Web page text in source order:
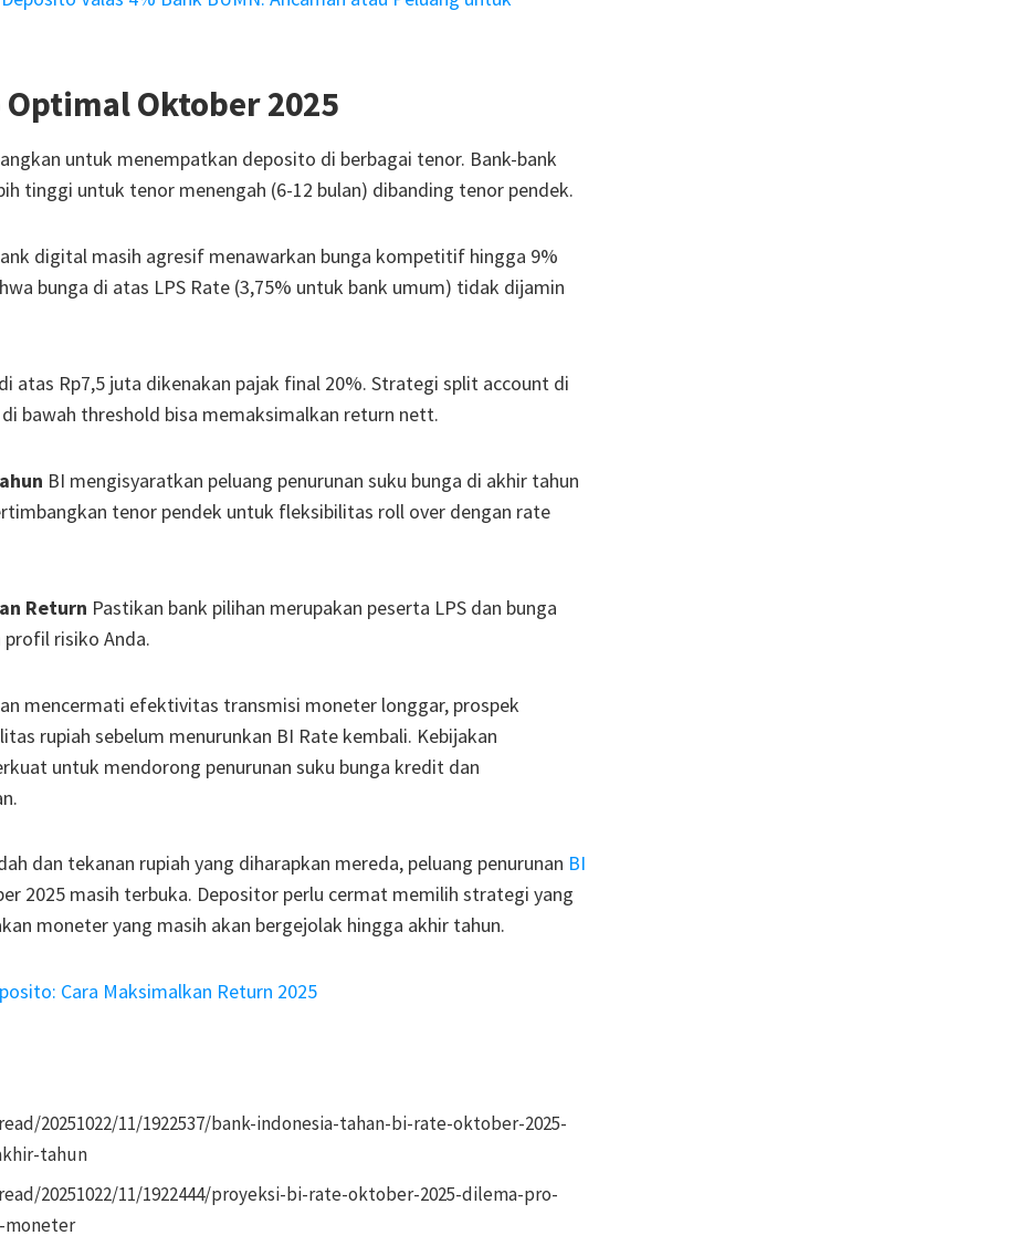
Oktober 2025
untuk menempatkan deposito di berbagai tenor. Bank-bank
tinggi untuk tenor menengah (6-12 bulan) dibanding tenor pendek.
digital masih agresif menawarkan bunga kompetitif hingga 9%
bunga di atas LPS Rate (3,75% untuk bank umum) tidak dijamin
atas Rp7,5 juta dikenakan pajak final 20%. Strategi split account di
bawah threshold bisa memaksimalkan return nett.
BI mengisyaratkan peluang penurunan suku bunga di akhir tahun
tenor pendek untuk fleksibilitas roll over dengan rate
Return Pastikan bank pilihan merupakan peserta LPS dan bunga
risiko Anda.
mencermati efektivitas transmisi moneter longgar, prospek
rupiah sebelum menurunkan BI Rate kembali. Kebijakan
untuk mendorong penurunan suku bunga kredit dan
dan tekanan rupiah yang diharapkan mereda, peluang penurunan BI
2025 masih terbuka. Depositor perlu cermat memilih strategi yang
moneter yang masih akan bergejolak hingga akhir tahun.
Cara Maksimalkan Return 2025
20251022/11/1922537/bank-indonesia-tahan-bi-rate-oktober-2025-
tahun
20251022/11/1922444/proyeksi-bi-rate-oktober-2025-dilema-pro-
moneter